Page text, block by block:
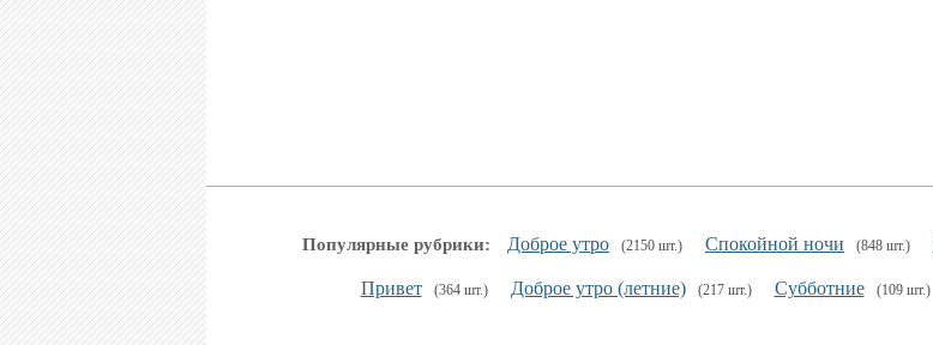
Популярные рубрики: Доброе утро (2150 шт.) Спокойной ночи (848 шт.)
Привет (364 шт.) Доброе утро (летние) (217 шт.) Субботние (109 шт.)